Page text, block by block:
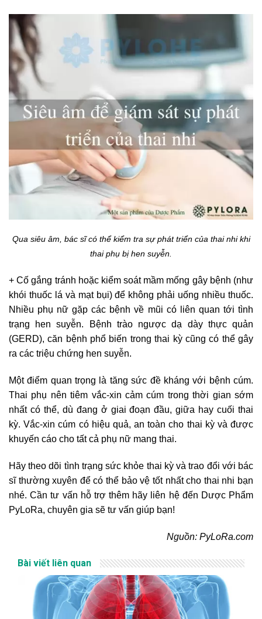
Qua siêu âm, bác sĩ có thể kiểm tra sự phát triển của thai nhi khi
thai phụ bị hen suyễn.
+ Cố gắng tránh hoặc kiểm soát mầm mống gây bệnh (như
khói thuốc lá và mạt bụi) để không phải uống nhiều thuốc.
Nhiều phụ nữ gặp các bệnh về mũi có liên quan tới tình
trạng hen suyễn. Bệnh trào ngược dạ dày thực quản
(GERD), căn bệnh phổ biến trong thai kỳ cũng có thể gây
ra các triệu chứng hen suyễn.
Một điểm quan trọng là tăng sức đề kháng với bệnh cúm.
Thai phụ nên tiêm vắc-xin cảm cúm trong thời gian sớm
nhất có thể, dù đang ở giai đoạn đầu, giữa hay cuối thai
kỳ. Vắc-xin cúm có hiệu quả, an toàn cho thai kỳ và được
khuyến cáo cho tất cả phụ nữ mang thai.
Hãy theo dõi tình trạng sức khỏe thai kỳ và trao đổi với bác
sĩ thường xuyên để có thể bảo vệ tốt nhất cho thai nhi bạn
nhé. Cần tư vấn hỗ trợ thêm hãy liên hệ đến Dược Phẩm
PyLoRa, chuyên gia sẽ tư vấn giúp bạn!
Nguồn: PyLoRa.com
Bài viết liên quan